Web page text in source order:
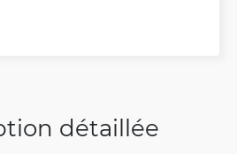
détaillée